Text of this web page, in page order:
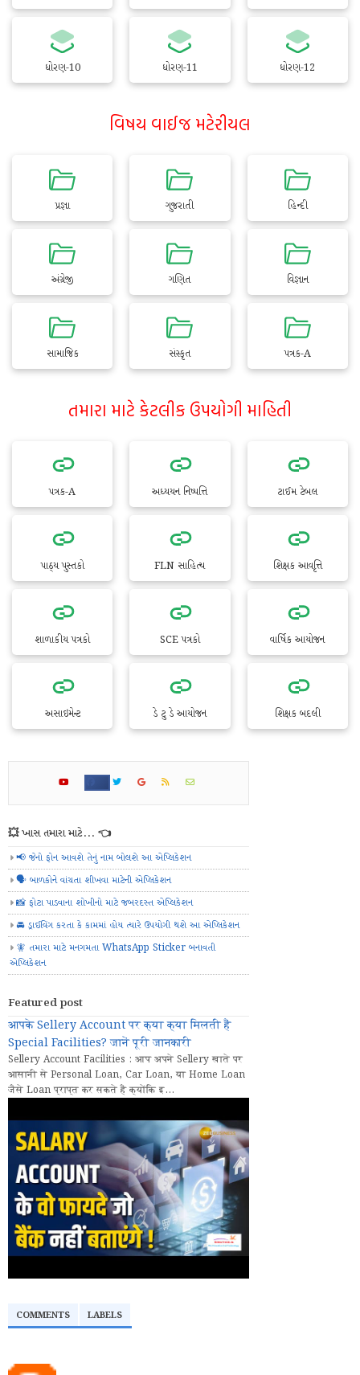
ધોરણ-10 ધોરણ-11 ધોરણ-12
વિષય વાઈજ મટેરીયલ
પ્રજ્ઞા ગુજરાતી હિન્દી
અંગ્રેજી ગણિત વિજ્ઞાન
સામાજિક સંસ્કૃત પત્રક-A
તમારા માટે કેટલીક ઉપયોગી માહિતી
પત્રક-A અધ્યયન નિષ્પત્તિ ટાઈમ ટેબલ
પાઠ્ય પુસ્તકો FLN સાહિત્ય શિક્ષક આવૃત્તિ
શાળાકીય પત્રકો SCE પત્રકો વાર્ષિક આયોજન
અસાઇમેન્ટ ડે ટુ ડે આયોજન શિક્ષક બદલી
💥 ખાસ તમારા માટે... 👈
📢 જેનો ફોન આવશે તેનું નામ બોલશે આ એપ્લિકેશન
🗣️ બાળકોને વાંચતા શીખવા માટેની એપ્લિકેશન
📸 ફોટા પાડવાના શોખીનો માટે જબરદસ્ત એપ્લિકેશન
🚘 ડ્રાઈવિંગ કરતા કે કામમાં હોય ત્યારે ઉપયોગી થશે આ એપ્લિકેશન
🧚 તમારા માટે મનગમતા WhatsApp Sticker બનાવતી
એપ્લિકેશન
Featured post
आपके Sellery Account पर क्या क्या मिलती हैं
Special Facilities? जानें पूरी जानकारी
Sellery Account Facilities : आप अपने Sellery खाते पर
आसानी से Personal Loan, Car Loan, या Home Loan
जैसे Loan प्राप्त कर सकते हैं क्योंकि इ...
COMMENTS LABELS